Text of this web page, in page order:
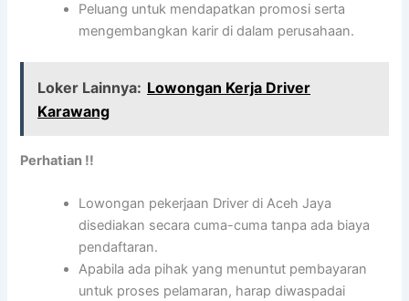
Peluang untuk mendapatkan promosi serta
mengembangkan karir di dalam perusahaan.
Loker Lainnya: Lowongan Kerja Driver
Karawang
Perhatian !!
Lowongan pekerjaan Driver di Aceh Jaya
disediakan secara cuma-cuma tanpa ada biaya
pendaftaran.
Apabila ada pihak yang menuntut pembayaran
untuk proses pelamaran, harap diwaspadai